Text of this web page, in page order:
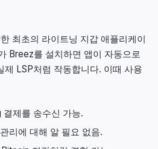
최초의 라이트닝 지갑 애플리케이
Breez를 설치하면 앱이 자동으로
제 LSP처럼 작동합니다. 이때 사용
제를 송수신 가능.
리에 대해 알 필요 없음.